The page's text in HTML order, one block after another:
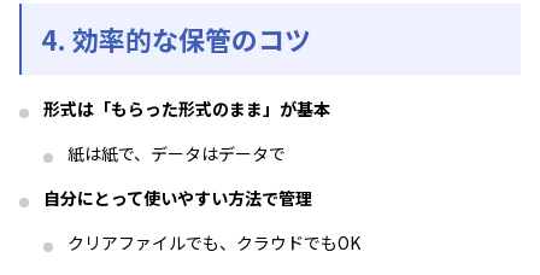
4. 効率的な保管のコツ
形式は「もらった形式のまま」が基本
紙は紙で、データはデータで
自分にとって使いやすい方法で管理
クリアファイルでも、クラウドでもOK